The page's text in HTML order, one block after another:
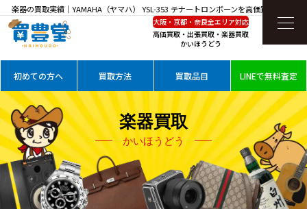
楽器の買取実績｜YAMAHA（ヤマハ） YSL-353 テナートロンボーンを高価買取
大阪・京都・奈良全エリア対応
高価買取・出張買取・楽器買取
かいほうどう
初めての方へ 買取方法 買取品目 LINEで無料査定
楽器買取
かいほうどう